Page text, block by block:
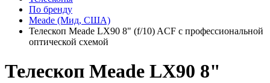
По бренду
Meade (Мид, США)
Телескоп Meade LX90 8" (f/10) ACF с профессиональной
оптической схемой
Телескоп Meade LX90 8"